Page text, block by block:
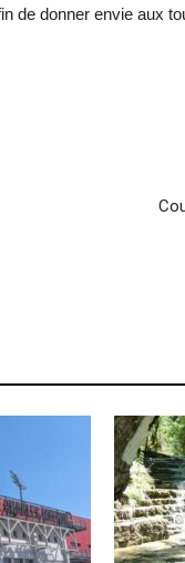
de donner envie aux